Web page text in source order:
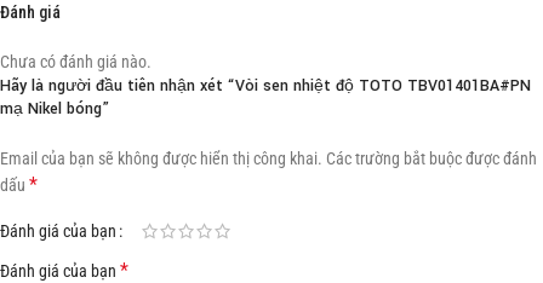
Đánh giá
Chưa có đánh giá nào.
Hãy là người đầu tiên nhận xét “Vòi sen nhiệt độ TOTO TBV01401BA#PN
mạ Nikel bóng”
Email của bạn sẽ không được hiển thị công khai. Các trường bắt buộc được đánh
dấu *
Đánh giá của bạn
Đánh giá của bạn *